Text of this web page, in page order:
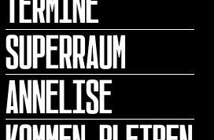
SUPERRAUM
ANNELISE